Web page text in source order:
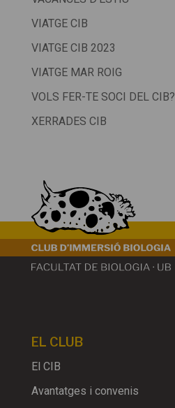
VIATGE CIB
VIATGE CIB 2023
VIATGE MAR ROIG
VOLS FER-TE SOCI DEL CIB?
XERRADES CIB
EL CLUB
El CIB
Avantatges i convenis